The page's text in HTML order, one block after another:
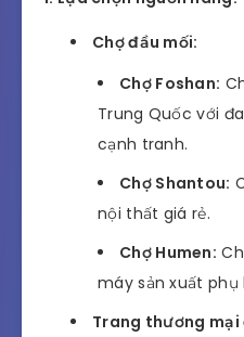
Chợ đầu mối:
Chợ Foshan:
Trung Quốc với
cạnh tranh.
Chợ Shantou:
nội thất giá rẻ.
Chợ Humen:
máy sản xuất
Trang thương mại